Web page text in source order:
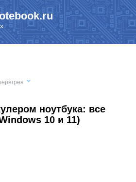
ноутбука: все
10 и 11)